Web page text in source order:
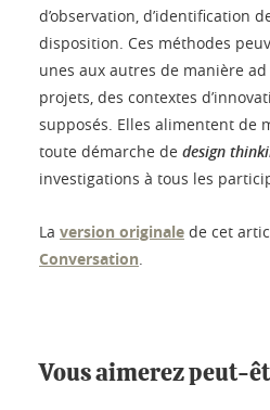
d’observation, d’identification
disposition. Ces méthodes
unes aux autres de manière
projets, des contextes
supposés. Elles alimentent de
toute démarche de design
investigations à tous les
La version originale de cet
Conversation
Vous aimerez peut-